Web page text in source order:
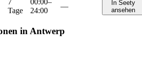
Tage
24:00
—
In Seety
ansehen
in Antwerp